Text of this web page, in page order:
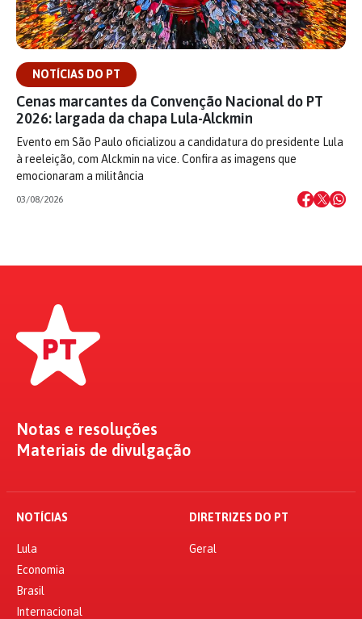
NOTÍCIAS DO PT
Cenas marcantes da Convenção Nacional do PT
2026: largada da chapa Lula-Alckmin
Evento em São Paulo oficializou a candidatura do presidente Lula
à reeleição, com Alckmin na vice. Confira as imagens que
emocionaram a militância
03/08/2026
Notas e resoluções
Materiais de divulgação
NOTÍCIAS
Lula
Economia
Brasil
Internacional
DIRETRIZES DO PT
Geral